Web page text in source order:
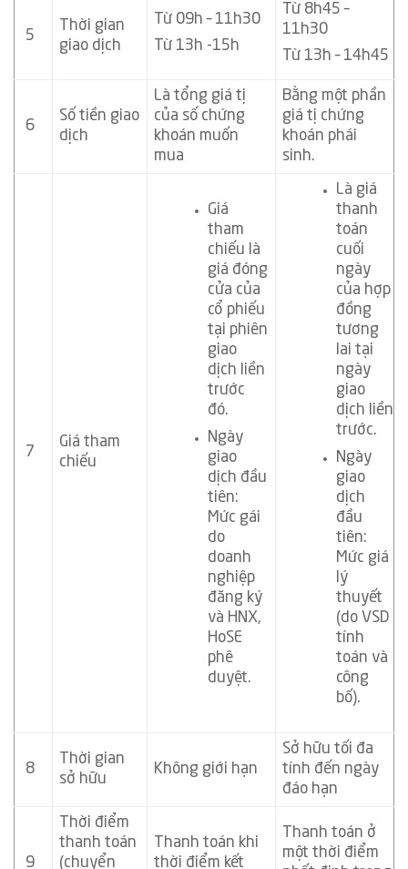
5
Thời gian
giao dịch
Từ 09h – 11h30
Từ 13h -15h
Từ 8h45 –
11h30
Từ 13h – 14h45
6
Số tiền giao
dịch
Là tổng giá tị
của số chứng
khoán muốn
mua
Bằng một phần
giá tị chứng
khoán phái
sinh.
7
Giá tham
chiếu
Giá
tham
chiếu là
giá đóng
cửa của
cổ phiếu
tại phiên
giao
dịch liền
trước
đó.
Ngày
giao
dịch đầu
tiên:
Mức gái
do
doanh
nghiệp
đăng ký
và HNX,
HoSE
phê
duyệt.
Là giá
thanh
toán
cuối
ngày
của hợp
đồng
tương
lai tại
ngày
giao
dịch liền
trước.
Ngày
giao
dịch
đầu
tiên:
Mức giá
lý
thuyết
(do VSD
tính
toán và
công
bố).
8
Thời gian
sở hữu
Không giới hạn
Sở hữu tối đa
tính đến ngày
đáo hạn
9
Thời điểm
thanh toán
(chuyển
Thanh toán khi
thời điểm kết
Thanh toán ở
một thời điểm